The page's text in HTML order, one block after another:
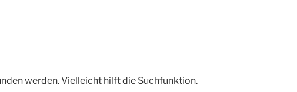
werden. Vielleicht hilft die Suchfunktion.